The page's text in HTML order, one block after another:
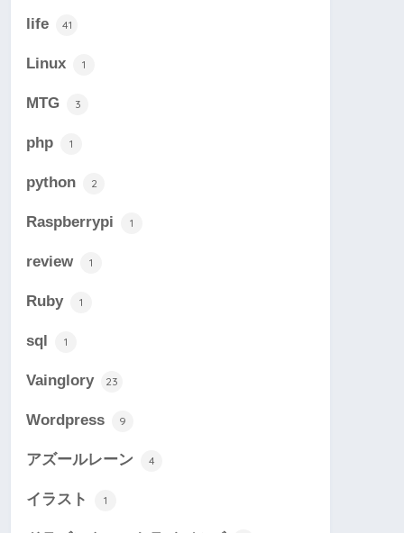
life 41
Linux 1
MTG 3
php 1
python 2
Raspberrypi 1
review 1
Ruby 1
sql 1
Vainglory 23
Wordpress 9
アズールレーン 4
イラスト 1